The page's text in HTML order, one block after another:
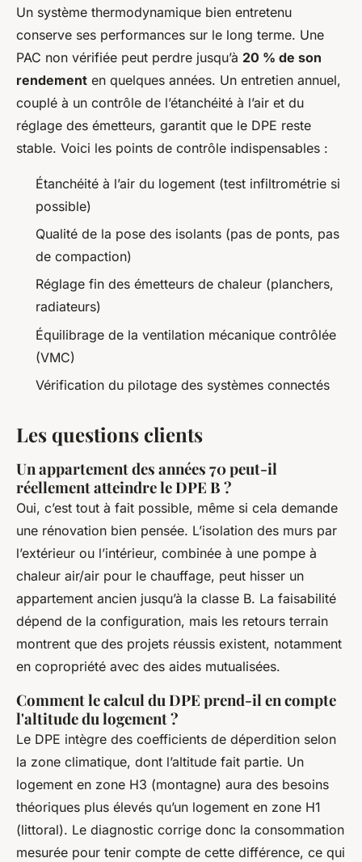
Un système thermodynamique bien entretenu
conserve ses performances sur le long terme. Une
PAC non vérifiée peut perdre jusqu’à 20 % de son
rendement en quelques années. Un entretien annuel,
couplé à un contrôle de l’étanchéité à l’air et du
réglage des émetteurs, garantit que le DPE reste
stable. Voici les points de contrôle indispensables :
Étanchéité à l’air du logement (test infiltrométrie si
possible)
Qualité de la pose des isolants (pas de ponts, pas
de compaction)
Réglage fin des émetteurs de chaleur (planchers,
radiateurs)
Équilibrage de la ventilation mécanique contrôlée
(VMC)
Vérification du pilotage des systèmes connectés
Les questions clients
Un appartement des années 70 peut-il
réellement atteindre le DPE B ?
Oui, c’est tout à fait possible, même si cela demande
une rénovation bien pensée. L’isolation des murs par
l’extérieur ou l’intérieur, combinée à une pompe à
chaleur air/air pour le chauffage, peut hisser un
appartement ancien jusqu’à la classe B. La faisabilité
dépend de la configuration, mais les retours terrain
montrent que des projets réussis existent, notamment
en copropriété avec des aides mutualisées.
Comment le calcul du DPE prend-il en compte
l'altitude du logement ?
Le DPE intègre des coefficients de déperdition selon
la zone climatique, dont l’altitude fait partie. Un
logement en zone H3 (montagne) aura des besoins
théoriques plus élevés qu’un logement en zone H1
(littoral). Le diagnostic corrige donc la consommation
mesurée pour tenir compte de cette différence, ce qui